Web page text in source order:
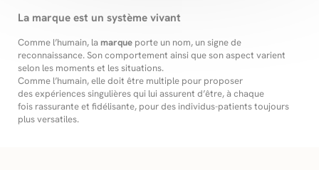
La marque est un système vivant
Comme l’humain, lamarqueporte un nom, un signe de
reconnaissance. Son comportement ainsi que son aspect varient
selon les moments et les situations.
Comme l’humain, elle doit être multiple pour proposer
des expériences singulières qui lui assurent d’être, à chaque
fois rassurante et fidélisante, pour des individus-patients toujours
plus versatiles.